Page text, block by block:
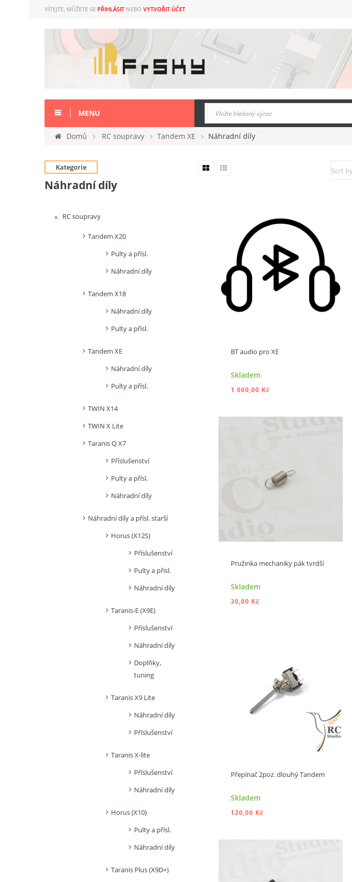
VÍTEJTE, MŮŽETE SE PŘIHLÁSIT NEBO VYTVOŘIT ÚČET
MENU
Domů RC soupravy Tandem XE Náhradní díly
Kategorie
Náhradní díly
RC soupravy
Tandem X20
Pulty a přísl.
Náhradní díly
Tandem X18
Náhradní díly
Pulty a přísl.
Tandem XE
Náhradní díly
Pulty a přísl.
TWIN X14
TWIN X Lite
Taranis Q X7
Příslušenství
Pulty a přísl.
Náhradní díly
Náhradní díly a přísl. starší
Horus (X12S)
Příslušenství
Pulty a přisl.
Náhradní díly
Taranis-E (X9E)
Příslušenství
Náhradní díly
Doplňky,
tuning
Taranis X9 Lite
Náhradní díly
Příslušenství
Taranis X-lite
Příslušenství
Náhradní díly
Horus (X10)
Pulty a přísl.
Náhradní díly
Taranis Plus (X9D+)
BT audio pro XE
Skladem
1 060,00 Kč
Pružinka mechaniky pák tvrdší
Skladem
30,00 Kč
Přepínač 2poz. dlouhý Tandem
Skladem
120,00 Kč